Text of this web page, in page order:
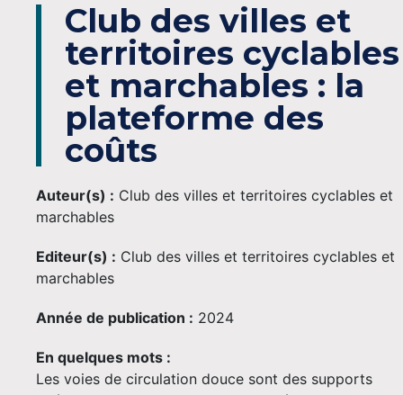
Club des villes et
territoires cyclables
et marchables : la
plateforme des
coûts
Auteur(s) : Club des villes et territoires cyclables et
marchables
Editeur(s) : Club des villes et territoires cyclables et
marchables
Année de publication : 2024
En quelques mots :
Les voies de circulation douce sont des supports